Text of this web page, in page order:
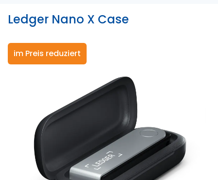
Ledger Nano X Case
im Preis reduziert